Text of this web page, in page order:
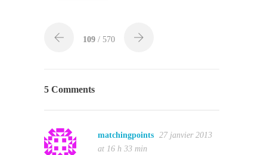
109 / 570
5 Comments
matchingpoints 27 janvier 2013
at 16 h 33 min